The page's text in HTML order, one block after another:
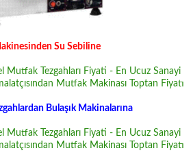
Su Sebiline
Bulaşık Makinalarına